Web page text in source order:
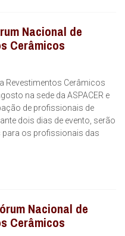
Nacional de
Cerâmicos
Revestimentos Cerâmicos
na sede da ASPACER e
de profissionais de
dois dias de evento, serão
os profissionais das
Nacional de
Cerâmicos